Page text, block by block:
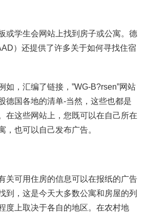
或学生会网站上找到房子或公寓。德
）还提供了许多关于如何寻找住宿
如，汇编了链接，”WG-B?rsen”网站
德国各地的清单-当然，这些也都是
在这些网站上，您既可以在自己所在
，也可以自己发布广告。
关可用住房的信息可以在报纸的广告
到，这是今天大多数公寓和房屋的列
度上取决于各自的地区。在农村地